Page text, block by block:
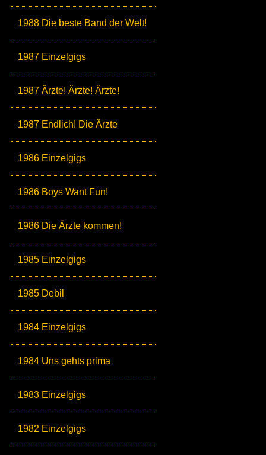
1988 Die beste Band der Welt!
1987 Einzelgigs
1987 Ärzte! Ärzte! Ärzte!
1987 Endlich! Die Ärzte
1986 Einzelgigs
1986 Boys Want Fun!
1986 Die Ärzte kommen!
1985 Einzelgigs
1985 Debil
1984 Einzelgigs
1984 Uns gehts prima
1983 Einzelgigs
1982 Einzelgigs